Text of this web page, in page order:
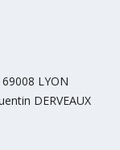
LYON
DERVEAUX